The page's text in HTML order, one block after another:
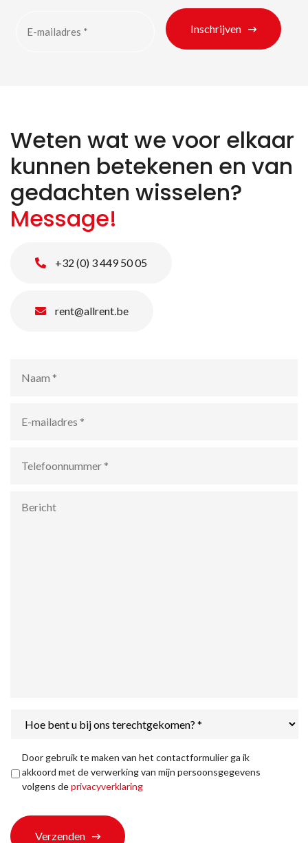
Inschrijven
Weten wat we voor elkaar
kunnen betekenen en van
gedachten wisselen?
Message!
+32 (0) 3 449 50 05
rent@allrent.be
mailadres *
bent
ons
terechtgekomen?
Privacyverklaring *
Door gebruik te maken van het contactformulier ga ik
akkoord met de verwerking van mijn persoonsgegevens
volgens deprivacyverklaring
Verzenden